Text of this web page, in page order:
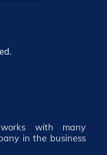
with many
in the business